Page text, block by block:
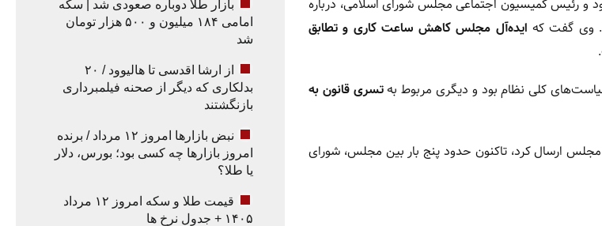
و رئیس کمیسیون اجتماعی مجلس شورای اسلامی، درباره
وی گفت که ایده‌آل مجلس کاهش ساعت کاری و تطابق
کلی نظام بود و دیگری مربوط بهتسری قانون به
ارسال کرد، تاکنون حدود پنج بار بین مجلس، شورای
بازار طلا دوباره صعودی شد | سکه
امامی ۱۸۴ میلیون و ۵۰۰ هزار تومان
شد
از ارشا اقدسی تا هالیوود / ۲۰
بدلکاری که دیگر از صحنه فیلمبرداری
بازنگشتند
نبض بازارها امروز ۱۲ مرداد / برنده
امروز بازارها چه کسی بود؛ بورس، دلار
یا طلا؟
قیمت طلا و سکه امروز ۱۲ مرداد
۱۴۰۵ + جدول نرخ ها